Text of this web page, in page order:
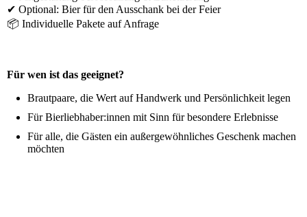
✔ Optional: Bier für den Ausschank bei der Feier
📦 Individuelle Pakete auf Anfrage
Für wen ist das geeignet?
Brautpaare, die Wert auf Handwerk und Persönlichkeit legen
Für Bierliebhaber:innen mit Sinn für besondere Erlebnisse
Für alle, die Gästen ein außergewöhnliches Geschenk machen
möchten